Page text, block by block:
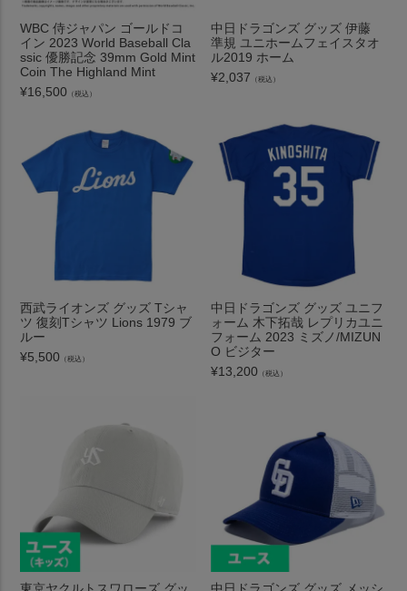
WBC 侍ジャパン ゴールドコ
イン 2023 World Baseball Cla
ssic 優勝記念 39mm Gold Mint
Coin The Highland Mint
¥16,500 （税込）
中日ドラゴンズ グッズ 伊藤
準規 ユニホームフェイスタオ
ル2019 ホーム
¥2,037 （税込）
西武ライオンズ グッズ Tシャ
ツ 復刻Tシャツ Lions 1979 ブ
ルー
¥5,500 （税込）
中日ドラゴンズ グッズ ユニフ
ォーム 木下拓哉 レプリカユニ
フォーム 2023 ミズノ/MIZUN
O ビジター
¥13,200 （税込）